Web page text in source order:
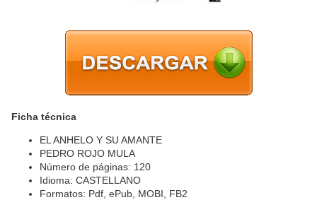
Ficha técnica
EL ANHELO Y SU AMANTE
PEDRO ROJO MULA
Número de páginas: 120
Idioma: CASTELLANO
Formatos: Pdf, ePub, MOBI, FB2